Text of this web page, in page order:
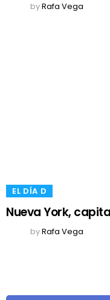
byRafa Vega
​EL DÍA D
Nueva York,
byRafa Vega